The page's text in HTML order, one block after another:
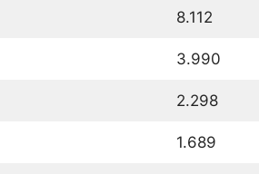
8.112
3.990
2.298
1.689